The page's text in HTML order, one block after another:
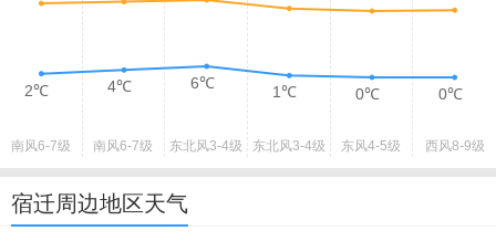
南风6-7级 南风6-7级 东北风3-4级 东北风3-4级 东风4-5级 西风8-9级
2℃ 4℃ 6℃
1℃ 0℃ 0℃
宿迁周边地区天气